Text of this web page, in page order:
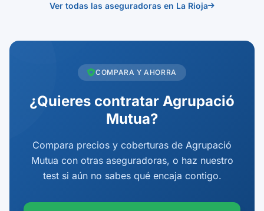
Ver todas las aseguradoras en La Rioja
COMPARA Y AHORRA
¿Quieres contratar Agrupació
Mutua?
Compara precios y coberturas de Agrupació
Mutua con otras aseguradoras, o haz nuestro
test si aún no sabes qué encaja contigo.